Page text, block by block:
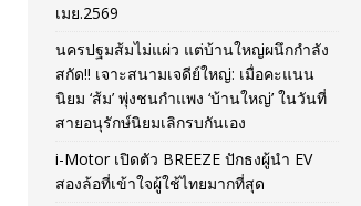
เมย.2569
นครปฐมส้มไม่แผ่ว แต่บ้านใหญ่ผนึกกำลัง
สกัด!! เจาะสนามเจดีย์ใหญ่: เมื่อคะแนน
นิยม ‘ส้ม’ พุ่งชนกำแพง ‘บ้านใหญ่’ ในวันที่
สายอนุรักษ์นิยมเลิกรบกันเอง
i-Motor เปิดตัว BREEZE ปักธงผู้นำ EV
สองล้อที่เข้าใจผู้ใช้ไทยมากที่สุด